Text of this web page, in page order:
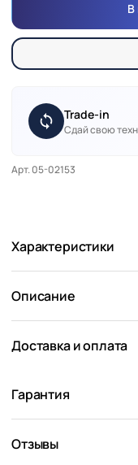
В
Trade-in
Сдай свою
Арт. 05-02153
Характеристики
Описание
Доставка и оплата
Гарантия
Отзывы